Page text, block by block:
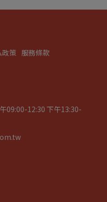
政策 服務條款
09:00-12:30 下午13:30-